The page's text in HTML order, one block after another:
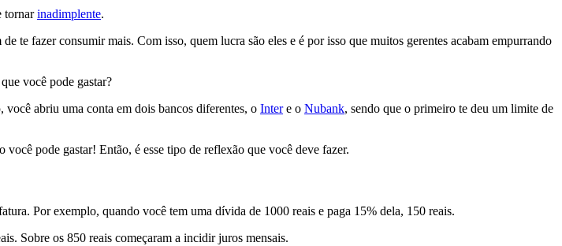
tornarinadimplente.
te fazer consumir mais. Com isso, quem lucra são eles e é por isso que muitos gerentes acabam empurrando
você pode gastar?
abriu uma conta em dois bancos diferentes, o Intere o Nubank, sendo que o primeiro te deu um limite de
pode gastar! Então, é esse tipo de reflexão que você deve fazer.
Por exemplo, quando você tem uma dívida de 1000 reais e paga 15% dela, 150 reais.
Sobre os 850 reais começaram a incidir juros mensais.